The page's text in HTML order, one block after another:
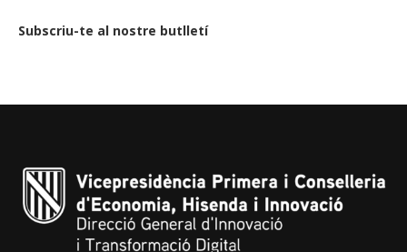
Subscriu-te al nostre butlletí